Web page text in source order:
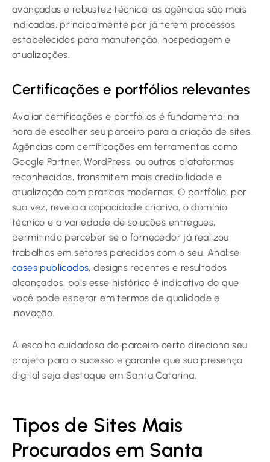
avançadas e robustez técnica, as agências são mais
indicadas, principalmente por já terem processos
estabelecidos para manutenção, hospedagem e
atualizações.
Certificações e portfólios relevantes
Avaliar certificações e portfólios é fundamental na
hora de escolher seu parceiro para a criação de sites.
Agências com certificações em ferramentas como
Google Partner, WordPress, ou outras plataformas
reconhecidas, transmitem mais credibilidade e
atualização com práticas modernas. O portfólio, por
sua vez, revela a capacidade criativa, o domínio
técnico e a variedade de soluções entregues,
permitindo perceber se o fornecedor já realizou
trabalhos em setores parecidos com o seu. Analise
cases publicados, designs recentes e resultados
alcançados, pois esse histórico é indicativo do que
você pode esperar em termos de qualidade e
inovação.
A escolha cuidadosa do parceiro certo direciona seu
projeto para o sucesso e garante que sua presença
digital seja destaque em Santa Catarina.
Tipos de Sites Mais
Procurados em Santa